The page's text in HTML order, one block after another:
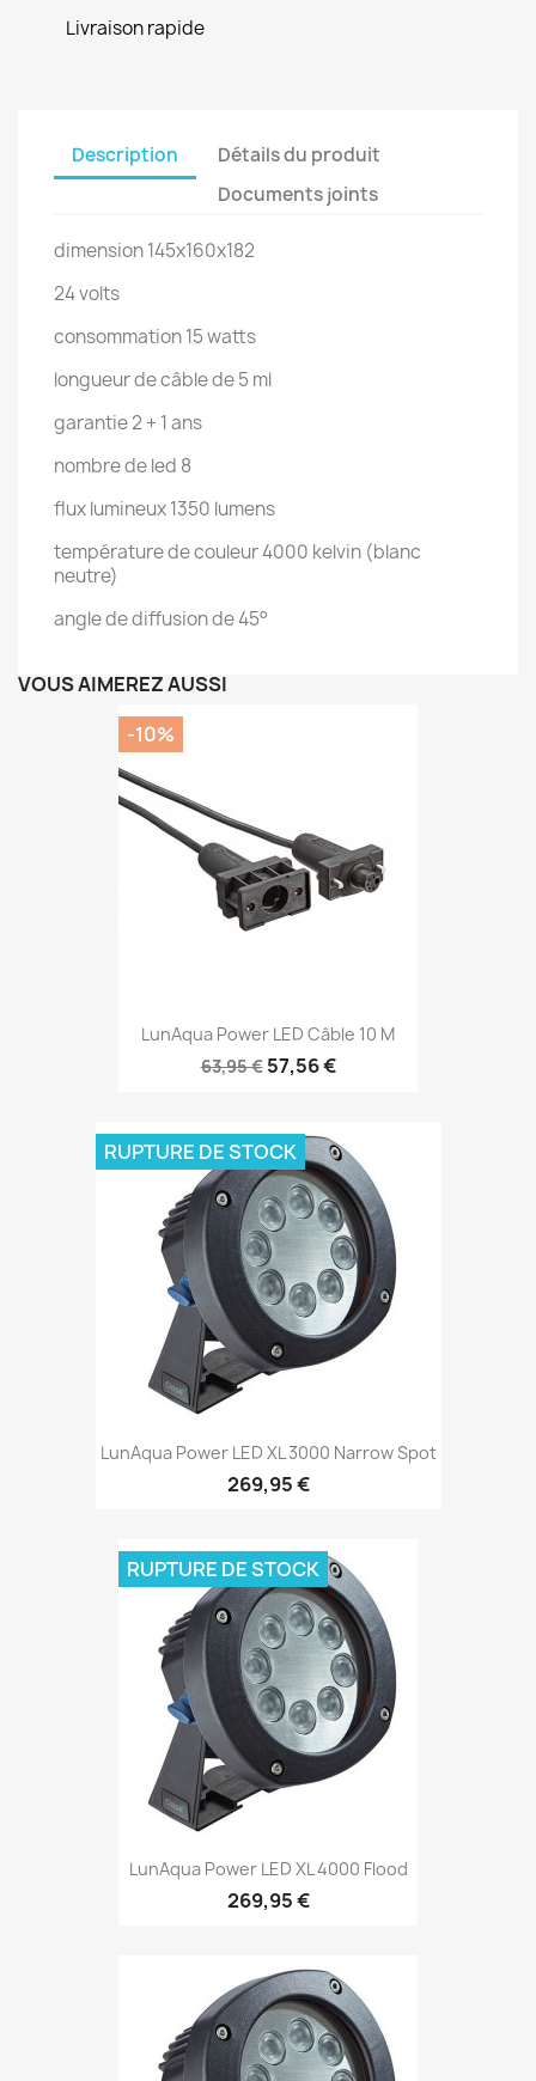
Livraison rapide
Description
Détails du produit
Documents joints
dimension 145x160x182
24 volts
consommation 15 watts
longueur de câble de 5 ml
garantie 2 + 1 ans
nombre de led 8
flux lumineux 1350 lumens
température de couleur 4000 kelvin (blanc
neutre)
angle de diffusion de 45°
VOUS AIMEREZ AUSSI
LunAqua Power LED Câble 10 M
63,95 € 57,56 €
-10%
LunAqua Power LED XL 3000 Narrow Spot
269,95 €
RUPTURE DE STOCK
LunAqua Power LED XL 4000 Flood
269,95 €
RUPTURE DE STOCK